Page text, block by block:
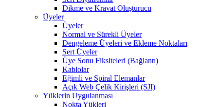
Dikme ve Kravat Oluşturucu
Üyeler
Üyeler
Normal ve Sürekli Üyeler
Dengeleme Üyeleri ve Ekleme Noktaları
Sert Üyeler
Üye Sonu Fiksiteleri (Bağlantı)
Kablolar
Eğimli ve Spiral Elemanlar
Açık Web Çelik Kirişleri (SJI)
Yüklerin Uygulanması
Nokta Yükleri